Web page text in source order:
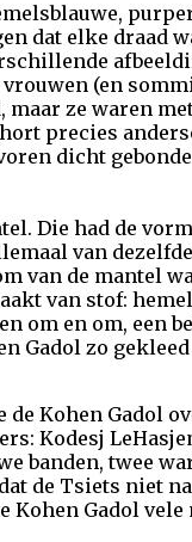
dat elke draad
(en
ze waren
precies
dicht
Die had de
van
van de mantel
van stof:
om en om, een
Gadol zo
de Kohen Gadol
Kodesj
banden, twee
de Tsiets niet
Kohen Gadol